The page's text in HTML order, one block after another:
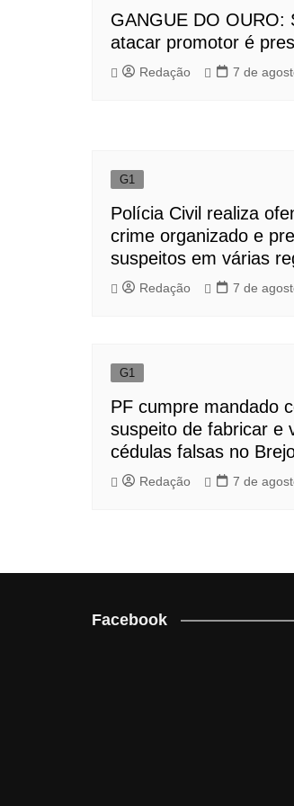
GANGUE DO OURO:
atacar promotor é
Redação 7 de
G1
Polícia Civil realiza
crime organizado e
suspeitos em várias
Redação 7 de
G1
PF cumpre mandado
suspeito de fabricar e
cédulas falsas no
Redação 7 de
Facebook